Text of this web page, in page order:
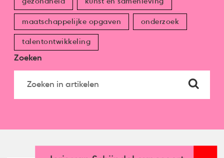
maatschappelijke opgaven onderzoek
talentontwikkeling
Zoeken